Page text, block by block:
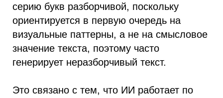
серию букв разборчивой, поскольку
ориентируется в первую очередь на
визуальные паттерны, а не на смысловое
значение текста, поэтому часто
генерирует неразборчивый текст.
Это связано с тем, что ИИ работает по